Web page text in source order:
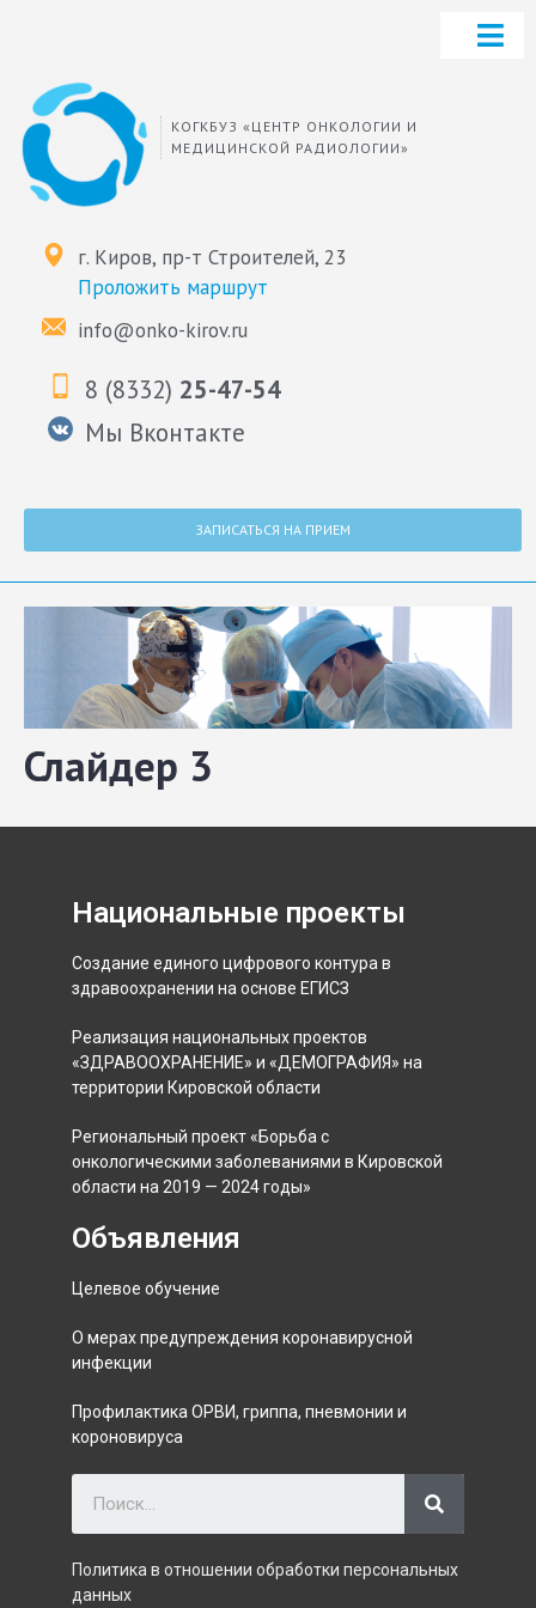
КОГКБУЗ «ЦЕНТР ОНКОЛОГИИ И
МЕДИЦИНСКОЙ РАДИОЛОГИИ»
г. Киров, пр-т Строителей, 23
Проложить маршрут
info@onko-kirov.ru
8 (8332) 25-47-54
Мы Вконтакте
ЗАПИСАТЬСЯ НА ПРИЕМ
Слайдер 3
Национальные проекты
Создание единого цифрового контура в
здравоохранении на основе ЕГИСЗ
Реализация национальных проектов
«ЗДРАВООХРАНЕНИЕ» и «ДЕМОГРАФИЯ» на
территории Кировской области
Региональный проект «Борьба с
онкологическими заболеваниями в Кировской
области на 2019 — 2024 годы»
Объявления
Целевое обучение
О мерах предупреждения коронавирусной
инфекции
Профилактика ОРВИ, гриппа, пневмонии и
короновируса
Политика в отношении обработки персональных
данных